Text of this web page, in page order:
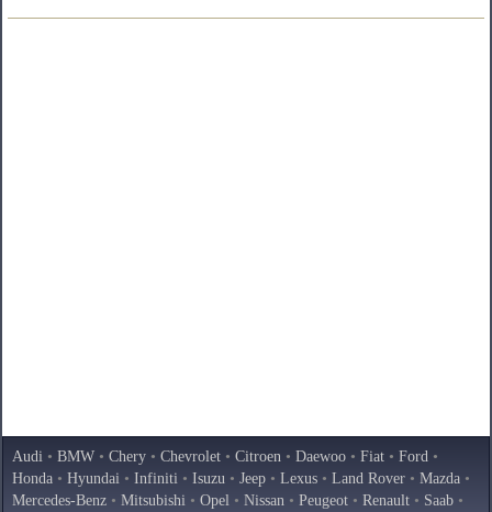
Audi • BMW • Chery • Chevrolet • Citroen • Daewoo • Fiat • Ford •
Honda • Hyundai • Infiniti • Isuzu • Jeep • Lexus • Land Rover • Mazda •
Mercedes-Benz • Mitsubishi • Opel • Nissan • Peugeot • Renault • Saab •